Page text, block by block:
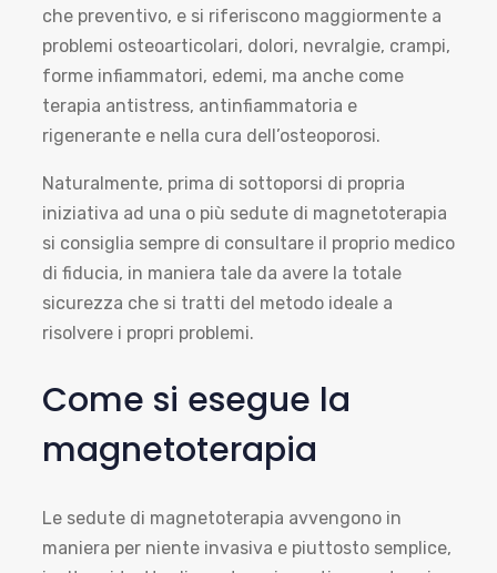
che preventivo, e si riferiscono maggiormente a
problemi osteoarticolari, dolori, nevralgie, crampi,
forme infiammatori, edemi, ma anche come
terapia antistress, antinfiammatoria e
rigenerante e nella cura dell’osteoporosi.
Naturalmente, prima di sottoporsi di propria
iniziativa ad una o più sedute di magnetoterapia
si consiglia sempre di consultare il proprio medico
di fiducia, in maniera tale da avere la totale
sicurezza che si tratti del metodo ideale a
risolvere i propri problemi.
Come si esegue la
magnetoterapia
Le sedute di magnetoterapia avvengono in
maniera per niente invasiva e piuttosto semplice,